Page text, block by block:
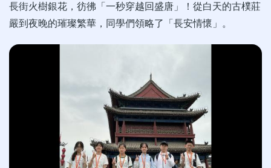
長街火樹銀花，彷彿「一秒穿越回盛唐」！從白天的古樸莊
嚴到夜晚的璀璨繁華，同學們領略了「長安情懷」。